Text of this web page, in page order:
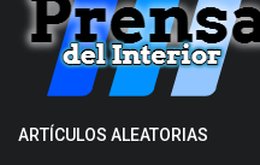
ARTÍCULOS ALEATORIAS